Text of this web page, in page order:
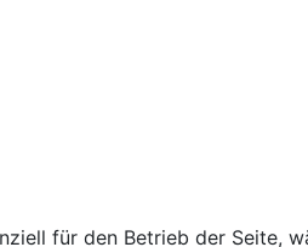
für den Betrieb der Seite,